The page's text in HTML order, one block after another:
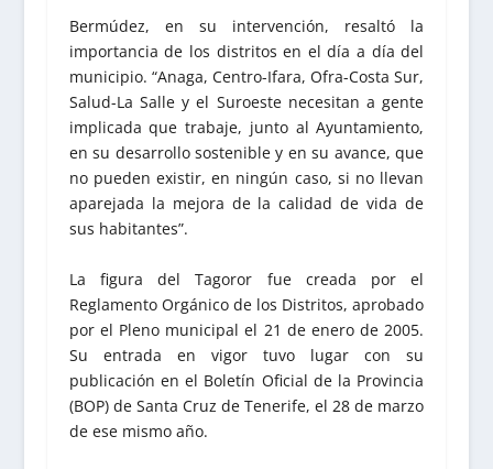
Bermúdez, en su intervención, resaltó la
importancia de los distritos en el día a día del
municipio. “Anaga, Centro-Ifara, Ofra-Costa Sur,
Salud-La Salle y el Suroeste necesitan a gente
implicada que trabaje, junto al Ayuntamiento,
en su desarrollo sostenible y en su avance, que
no pueden existir, en ningún caso, si no llevan
aparejada la mejora de la calidad de vida de
sus habitantes”.
La figura del Tagoror fue creada por el
Reglamento Orgánico de los Distritos, aprobado
por el Pleno municipal el 21 de enero de 2005.
Su entrada en vigor tuvo lugar con su
publicación en el Boletín Oficial de la Provincia
(BOP) de Santa Cruz de Tenerife, el 28 de marzo
de ese mismo año.